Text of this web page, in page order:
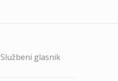
Službeni glasnik